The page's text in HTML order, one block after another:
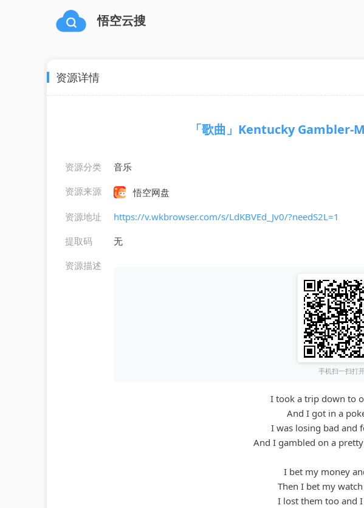
悟空云搜
资源详情
「歌曲」Kentucky Gambler-
资源分类
音乐
资源来源
悟空网盘
资源地址
https://v.wkbrowser.com/s/LdKBVEd_Jv0/?needS2L=1
提取码
无
资源描述
手机扫一扫打
I took a trip down to
And I got in a
I was losing bad and
And I gambled on a
I bet my money
Then I bet my
I lost them too and